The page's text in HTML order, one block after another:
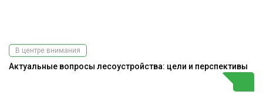
В центре внимания
Актуальные вопросы лесоустройства: цели и перспективы